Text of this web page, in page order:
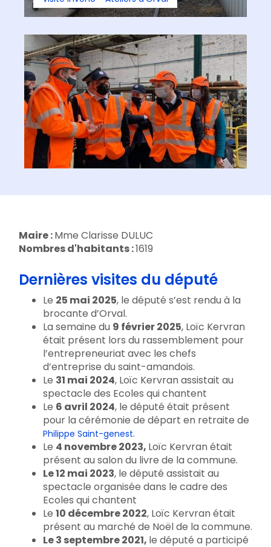
Maire :Mme Clarisse DULUC
Nombres d'habitants :1619
Dernières visites du député
Le 25 mai 2025, le député s’est rendu à la
brocante d’Orval.
La semaine du 9 février 2025, Loïc Kervran
était présent lors du rassemblement pour
l’entrepreneuriat avec les chefs
d’entreprise du saint-amandois.
Le 31 mai 2024, Loïc Kervran assistait au
spectacle des Ecoles qui chantent
Le 6 avril 2024, le député était présent
pour la cérémonie de départ en retraite de
Philippe Saint-genest.
Le 4 novembre 2023, Loïc Kervran était
présent au salon du livre de la commune.
Le 12 mai 2023, le député assistait au
spectacle organisée dans le cadre des
Ecoles qui chantent
Le 10 décembre 2022, Loïc Kervran était
présent au marché de Noël de la commune.
Le 3 septembre 2021, le député a participé